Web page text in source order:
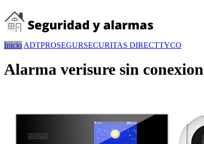
Inicio ADTPROSEGURSECURITAS DIRECTTYCO
Alarma verisure sin conexion